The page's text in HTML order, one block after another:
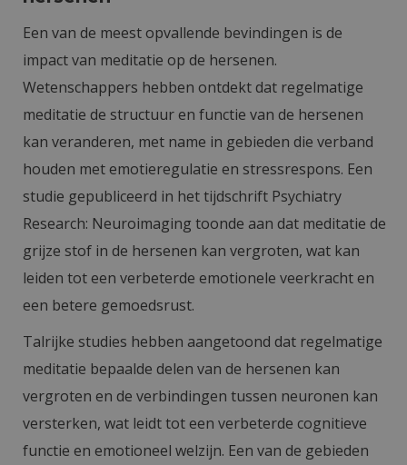
Een van de meest opvallende bevindingen is de
impact van meditatie op de hersenen.
Wetenschappers hebben ontdekt dat regelmatige
meditatie de structuur en functie van de hersenen
kan veranderen, met name in gebieden die verband
houden met emotieregulatie en stressrespons. Een
studie gepubliceerd in het tijdschrift Psychiatry
Research: Neuroimaging toonde aan dat meditatie de
grijze stof in de hersenen kan vergroten, wat kan
leiden tot een verbeterde emotionele veerkracht en
een betere gemoedsrust.
Talrijke studies hebben aangetoond dat regelmatige
meditatie bepaalde delen van de hersenen kan
vergroten en de verbindingen tussen neuronen kan
versterken, wat leidt tot een verbeterde cognitieve
functie en emotioneel welzijn. Een van de gebieden